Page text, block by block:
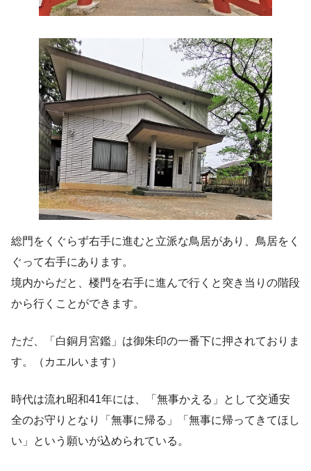
総門をくぐらず右手に進むと立派な鳥居があり、鳥居をく
ぐって右手にあります。
境内からだと、楼門を右手に進んで行くと突き当りの階段
から行くことができます。
ただ、「白銅月宮鑑」は御朱印の一番下に押されておりま
す。（カエルいます）
時代は流れ昭和41年には、「無事かえる」として交通安
全のお守りとなり「無事に帰る」「無事に帰ってきてほし
い」という願いが込められている。